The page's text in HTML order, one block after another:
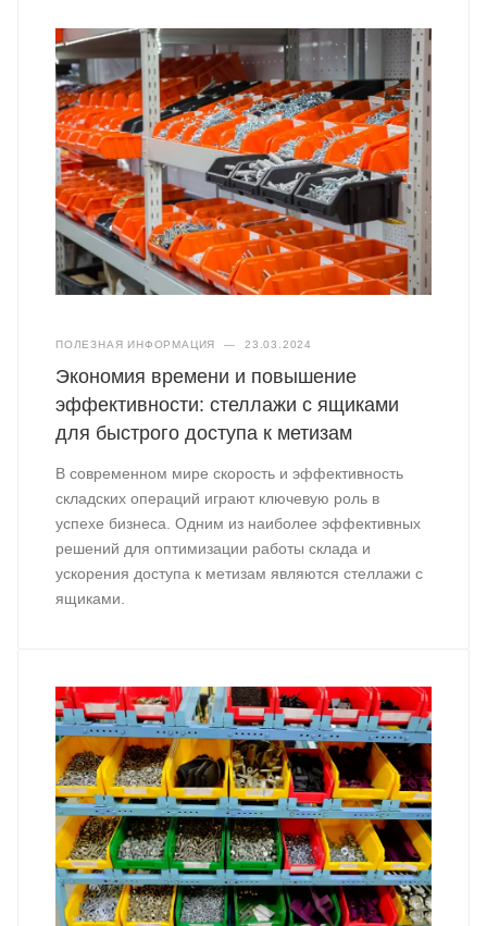
ПОЛЕЗНАЯ ИНФОРМАЦИЯ — 23.03.2024
Экономия времени и повышение
эффективности: стеллажи с ящиками
для быстрого доступа к метизам
В современном мире скорость и эффективность
складских операций играют ключевую роль в
успехе бизнеса. Одним из наиболее эффективных
решений для оптимизации работы склада и
ускорения доступа к метизам являются стеллажи с
ящиками.